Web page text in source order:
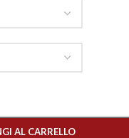
AL CARRELLO